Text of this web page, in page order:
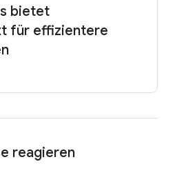
bietet
für effizientere
reagieren